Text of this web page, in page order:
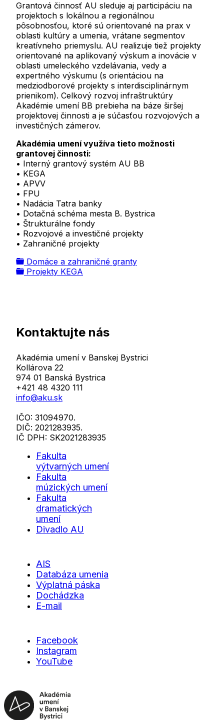
Grantová činnosť AU sleduje aj participáciu na
projektoch s lokálnou a regionálnou
pôsobnosťou, ktoré sú orientované na prax v
oblasti kultúry a umenia, vrátane segmentov
kreatívneho priemyslu. AU realizuje tiež projekty
orientované na aplikovaný výskum a inovácie v
oblasti umeleckého vzdelávania, vedy a
expertného výskumu (s orientáciou na
medziodborové projekty s interdisciplinárnym
prienikom). Celkový rozvoj infraštruktúry
Akadémie umení BB prebieha na báze širšej
projektovej činnosti a je súčasťou rozvojových a
investičných zámerov.
Akadémia umení využíva tieto možnosti
grantovej činnosti:
• Interný grantový systém AU BB
• KEGA
• APVV
• FPU
• Nadácia Tatra banky
• Dotačná schéma mesta B. Bystrica
• Štrukturálne fondy
• Rozvojové a investičné projekty
• Zahraničné projekty
folder
Domáce a zahraničné granty
folder
Projekty KEGA
Kontaktujte nás
Akadémia umení v Banskej Bystrici
Kollárova 22
974 01 Banská Bystrica
+421 48 4320 111
info@aku.sk
IČO: 31094970.
DIČ: 2021283935.
IČ DPH: SK2021283935
Fakulta
výtvarných umení
Fakulta
múzických umení
Fakulta
dramatických
umení
Divadlo AU
AIS
Databáza umenia
Výplatná páska
Dochádzka
E-mail
Facebook
Instagram
YouTube